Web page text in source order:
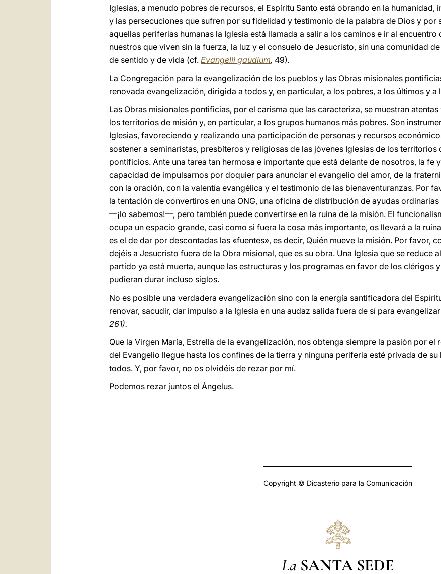
Iglesias, a menudo pobres de recursos, el Espíritu Santo está obrando en la humanidad,
y las persecuciones que sufren por su fidelidad y testimonio de la palabra de Dios y por
aquellas periferias humanas la Iglesia está llamada a salir a los caminos e ir al
nuestros que viven sin la fuerza, la luz y el consuelo de Jesucristo, sin una comunidad
de sentido y de vida (cf. Evangelii gaudium, 49).
La Congregación para la evangelización de los pueblos y las Obras misionales
renovada evangelización, dirigida a todos y, en particular, a los pobres, a los últimos y a
Las Obras misionales pontificias, por el carisma que las caracteriza, se muestran
los territorios de misión y, en particular, a los grupos humanos más pobres. Son
Iglesias, favoreciendo y realizando una participación de personas y recursos
sostener a seminaristas, presbíteros y religiosas de las jóvenes Iglesias de los
pontificios. Ante una tarea tan hermosa e importante que está delante de nosotros, la fe
capacidad de impulsarnos por doquier para anunciar el evangelio del amor, de la
con la oración, con la valentía evangélica y el testimonio de las bienaventuranzas. Por
la tentación de convertiros en una ONG, una oficina de distribución de ayudas
—¡lo sabemos!—, pero también puede convertirse en la ruina de la misión. El
ocupa un espacio grande, casi como si fuera la cosa más importante, os llevará a la
es el de dar por descontadas las «fuentes», es decir, Quién mueve la misión. Por favor,
dejéis a Jesucristo fuera de la Obra misional, que es su obra. Una Iglesia que se reduce
partido ya está muerta, aunque las estructuras y los programas en favor de los clérigos
pudieran durar incluso siglos.
No es posible una verdadera evangelización sino con la energía santificadora del
renovar, sacudir, dar impulso a la Iglesia en una audaz salida fuera de sí para
261).
Que la Virgen María, Estrella de la evangelización, nos obtenga siempre la pasión por el
del Evangelio llegue hasta los confines de la tierra y ninguna periferia esté privada de
todos. Y, por favor, no os olvidéis de rezar por mí.
Podemos rezar juntos el Ángelus.
Copyright © Dicasterio para la Comunicación
La SANTA SEDE